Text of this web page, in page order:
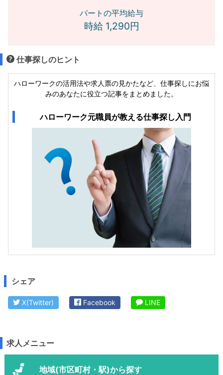
パートの平均給与
時給 1,290円
仕事探しのヒント
ハローワークの活用法や求人票の見かたなど、仕事探しにお悩
みのあなたに役立つ記事をまとめました。
ハローワーク元職員が教える仕事探し入門
シェア
X(Twitter) Facebook LINE
求人メニュー
地域(市区町村・駅)から探す